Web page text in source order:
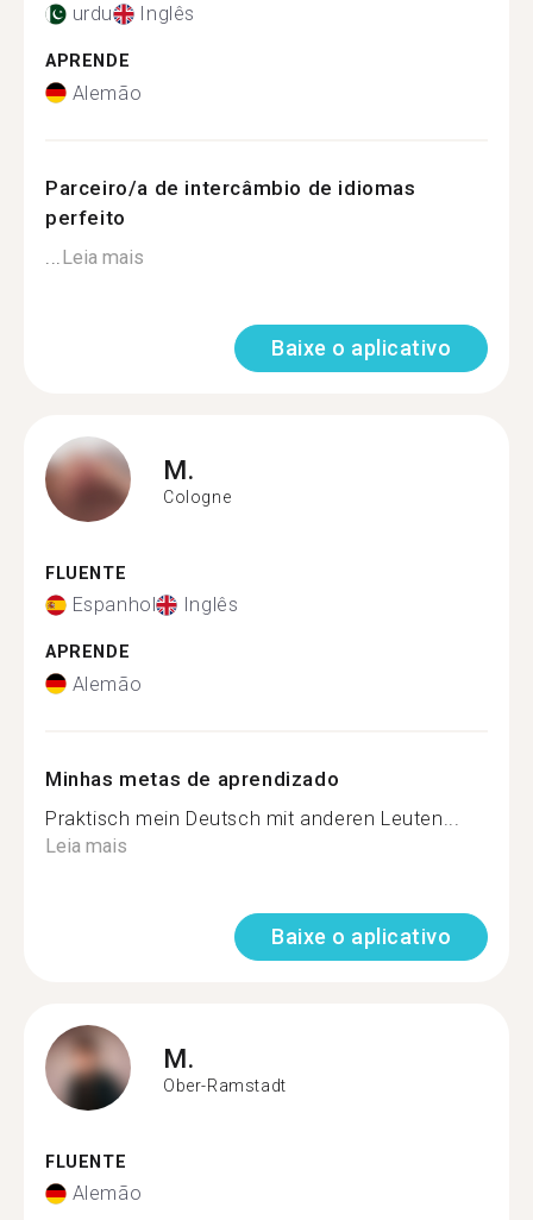
urdu Inglês
APRENDE
Alemão
Parceiro/a de intercâmbio de idiomas
perfeito
Leia mais
Baixe o aplicativo
M.
Cologne
FLUENTE
Espanhol Inglês
APRENDE
Alemão
Minhas metas de aprendizado
Praktisch mein Deutsch mit anderen Leuten...
Leia mais
Baixe o aplicativo
M.
Ober-Ramstadt
FLUENTE
Alemão